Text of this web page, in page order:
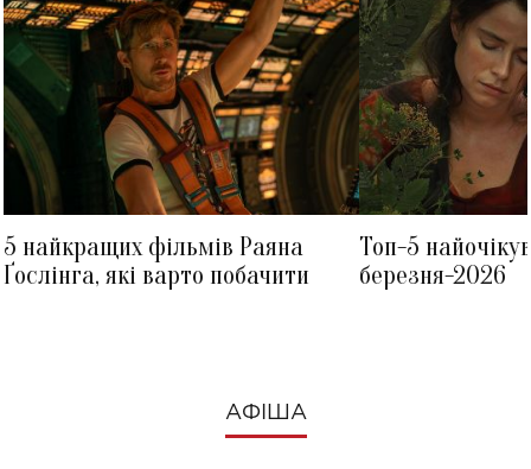
5 найкращих фільмів Раяна
Ґослінга, які варто побачити
Топ-5
березня-2026
АФІША